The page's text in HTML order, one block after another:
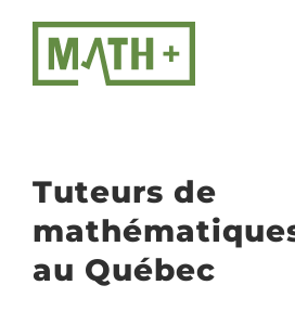
contenu
Tuteurs de
au Québec